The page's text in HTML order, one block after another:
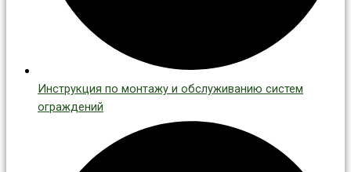
Инструкция по монтажу и обслуживанию систем
ограждений